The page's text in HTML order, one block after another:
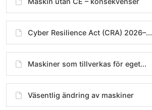
Cyber Resilience Act (CRA) 2026–...
Maskiner som tillverkas för eget...
Väsentlig ändring av maskiner